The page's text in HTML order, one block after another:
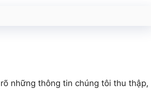
những thông tin chúng tôi thu thập,